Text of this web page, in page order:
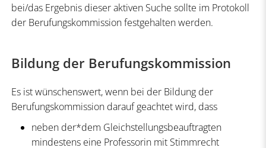
bei/das Ergebnis dieser aktiven Suche sollte im Protokoll
der Berufungskommission festgehalten werden.
Bildung der Berufungskommission
Es ist wünschenswert, wenn bei der Bildung der
Berufungskommission darauf geachtet wird, dass
neben der*dem Gleichstellungsbeauftragten
mindestens eine Professorin mit Stimmrecht